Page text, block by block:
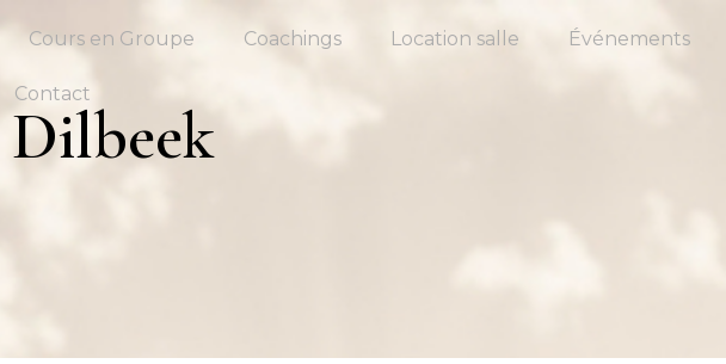
Cours en Groupe Coachings Location salle Événements
Contact
Dilbeek